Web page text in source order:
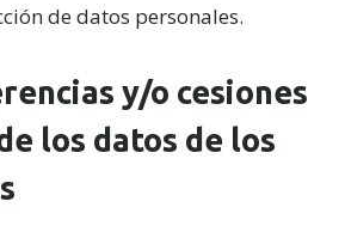
de datos personales.
y/o cesiones
los datos de los